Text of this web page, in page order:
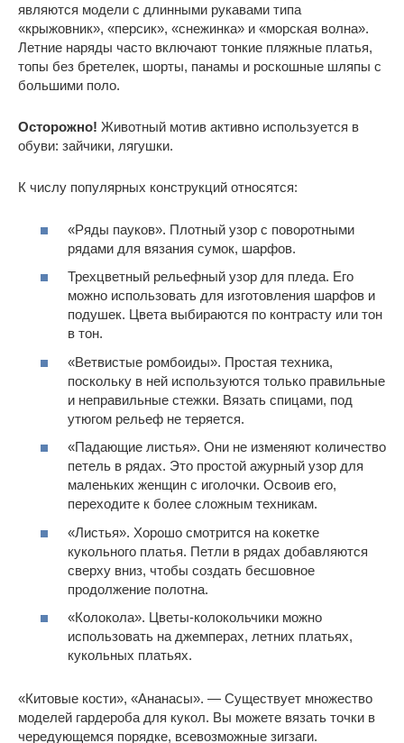
являются модели с длинными рукавами типа
«крыжовник», «персик», «снежинка» и «морская волна».
Летние наряды часто включают тонкие пляжные платья,
топы без бретелек, шорты, панамы и роскошные шляпы с
большими поло.
Осторожно! Животный мотив активно используется в
обуви: зайчики, лягушки.
К числу популярных конструкций относятся:
«Ряды пауков». Плотный узор с поворотными
рядами для вязания сумок, шарфов.
Трехцветный рельефный узор для пледа. Его
можно использовать для изготовления шарфов и
подушек. Цвета выбираются по контрасту или тон
в тон.
«Ветвистые ромбоиды». Простая техника,
поскольку в ней используются только правильные
и неправильные стежки. Вязать спицами, под
утюгом рельеф не теряется.
«Падающие листья». Они не изменяют количество
петель в рядах. Это простой ажурный узор для
маленьких женщин с иголочки. Освоив его,
переходите к более сложным техникам.
«Листья». Хорошо смотрится на кокетке
кукольного платья. Петли в рядах добавляются
сверху вниз, чтобы создать бесшовное
продолжение полотна.
«Колокола». Цветы-колокольчики можно
использовать на джемперах, летних платьях,
кукольных платьях.
«Китовые кости», «Ананасы». — Существует множество
моделей гардероба для кукол. Вы можете вязать точки в
чередующемся порядке, всевозможные зигзаги.